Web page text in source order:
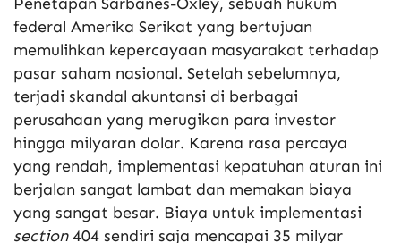
federal Amerika Serikat yang bertujuan
memulihkan kepercayaan masyarakat terhadap
pasar saham nasional. Setelah sebelumnya,
terjadi skandal akuntansi di berbagai
perusahaan yang merugikan para investor
hingga milyaran dolar. Karena rasa percaya
yang rendah, implementasi kepatuhan aturan ini
berjalan sangat lambat dan memakan biaya
yang sangat besar. Biaya untuk implementasi
section404 sendiri saja mencapai 35 milyar